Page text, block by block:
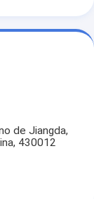
de Jiangda,
430012